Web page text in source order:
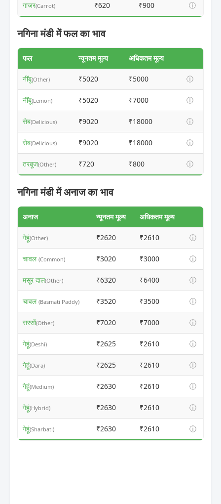
गाजर(Carrot) ₹620 ₹900 ⓘ
नगिना मंडी में फल का भाव
फल न्यूनतम मूल्य अधिकतम मूल्य
नींबू(Other) ₹5020 ₹5000 ⓘ
नींबू(Lemon) ₹5020 ₹7000 ⓘ
सेब(Delicious) ₹9020 ₹18000 ⓘ
सेब(Delicious) ₹9020 ₹18000 ⓘ
तरबूज(Other) ₹720 ₹800 ⓘ
नगिना मंडी में अनाज का भाव
अनाज न्यूनतम मूल्य अधिकतम मूल्य
गेहूं(Other) ₹2620 ₹2610 ⓘ
चावल (Common) ₹3020 ₹3000 ⓘ
मसूर दाल(Other) ₹6320 ₹6400 ⓘ
चावल (Basmati Paddy) ₹3520 ₹3500 ⓘ
सरसों(Other) ₹7020 ₹7000 ⓘ
गेहूं(Deshi) ₹2625 ₹2610 ⓘ
गेहूं(Dara) ₹2625 ₹2610 ⓘ
गेहूं(Medium) ₹2630 ₹2610 ⓘ
गेहूं(Hybrid) ₹2630 ₹2610 ⓘ
गेहूं(Sharbati) ₹2630 ₹2610 ⓘ